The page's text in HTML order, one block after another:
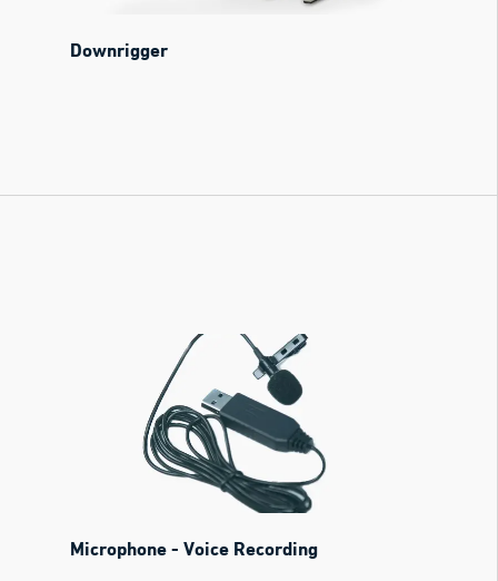
Downrigger
Microphone - Voice Recording